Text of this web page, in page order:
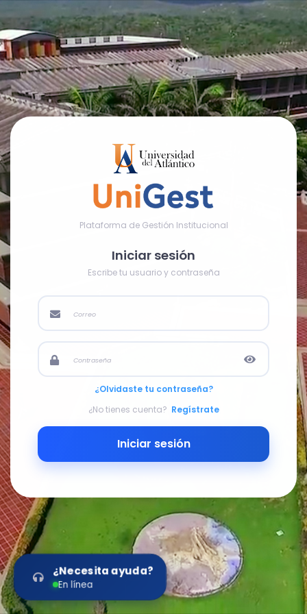
Plataforma de Gestión Institucional
Iniciar sesión
Escribe tu usuario y contraseña
¿Olvidaste tu contraseña?
¿No tienes cuenta? Regístrate
Iniciar sesión
¿Necesita ayuda?
En línea